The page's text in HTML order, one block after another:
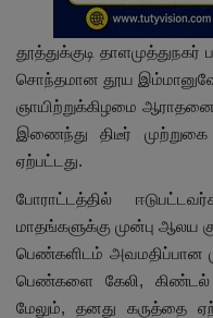
தூத்துக்குடி தாளமுத்துநகர்
சொந்தமான தூய
ஞாயிற்றுக்கிழமை
இணைந்து திடீர் முற்றுகை
ஏற்பட்டது.
போராட்டத்தில்
மாதங்களுக்கு முன்பு ஆலய
பெண்களிடம் அவமதிப்பான
பெண்களை கேலி, கிண்டல்
மேலும், தனது கருத்தை